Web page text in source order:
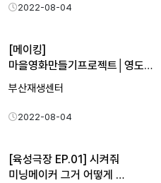
2022-08-04
[메이킹]
마을영화만들기프로젝트│영도
깡깡이마을 이야기…
부산재생센터
2022-08-04
[육성극장 EP.01] 시켜줘
미닝메이커 그거 어떻게 …